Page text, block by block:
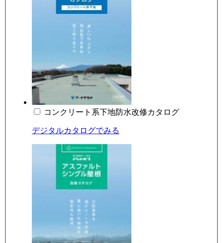
コンクリート系下地防水改修カタログ
デジタルカタログでみる